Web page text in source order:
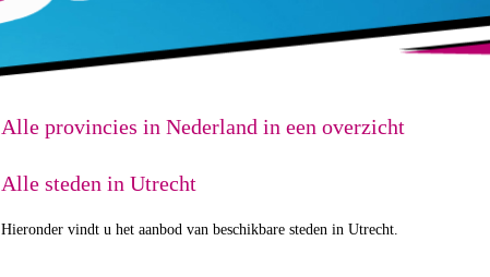
Alle provincies in Nederland in een overzicht
Alle steden in Utrecht
Hieronder vindt u het aanbod van beschikbare steden in Utrecht.